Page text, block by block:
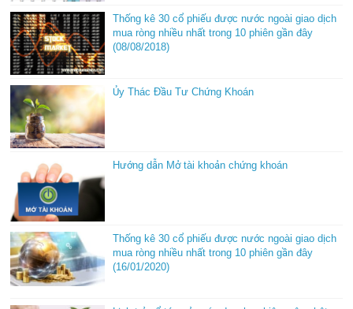
Thống kê 30 cổ phiếu được nước ngoài giao dịch
mua ròng nhiều nhất trong 10 phiên gần đây
(08/08/2018)
Ủy Thác Đầu Tư Chứng Khoán
Hướng dẫn Mở tài khoản chứng khoán
Thống kê 30 cổ phiếu được nước ngoài giao dịch
mua ròng nhiều nhất trong 10 phiên gần đây
(16/01/2020)